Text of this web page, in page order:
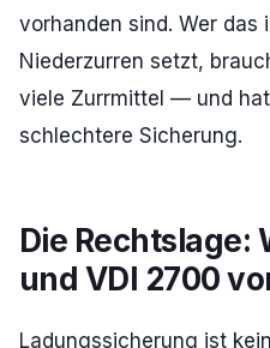
vorhanden sind. Wer das
Niederzurren setzt,
viele Zurrmittel — und
schlechtere Sicherung.
Die Rechtslage:
und VDI 2700
Ladungssicherung ist